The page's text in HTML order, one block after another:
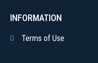
INFORMATION
Terms of Use